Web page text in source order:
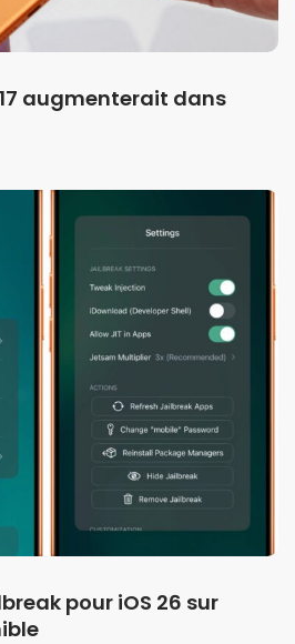
17 augmenterait dans
pour iOS 26 sur